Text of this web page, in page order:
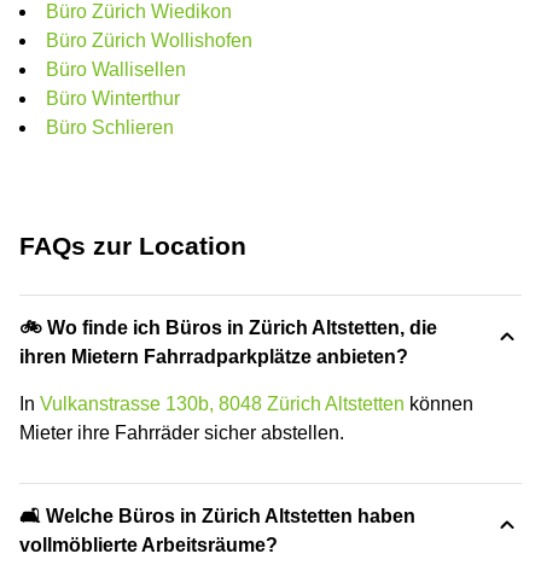
Büro Zürich Wiedikon
Büro Zürich Wollishofen
Büro Wallisellen
Büro Winterthur
Büro Schlieren
FAQs zur Location
🚲 Wo finde ich Büros in Zürich Altstetten, die
ihren Mietern Fahrradparkplätze anbieten?
In Vulkanstrasse 130b, 8048 Zürich Altstetten können
Mieter ihre Fahrräder sicher abstellen.
🛋️ Welche Büros in Zürich Altstetten haben
vollmöblierte Arbeitsräume?